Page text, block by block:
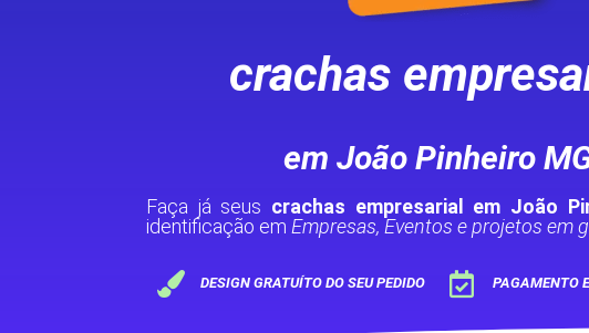
crachas
em João Pinheiro
Faça já seus crachas empresarial em João
identificação em Empresas, Eventos e projetos em
DESIGN GRATUÍTO DO SEU PEDIDO PAGAMENTO